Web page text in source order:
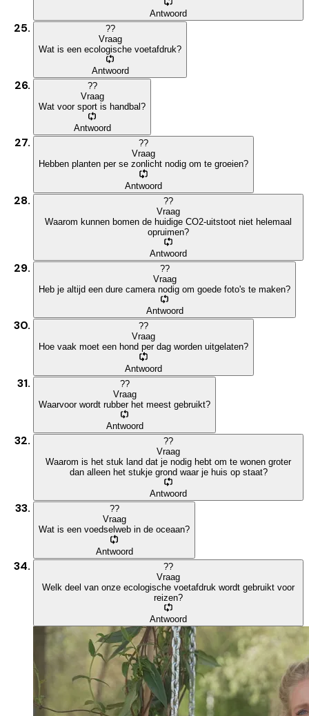
Antwoord
??
Vraag
Wat is een ecologische voetafdruk?
Antwoord
??
Vraag
Wat voor sport is handbal?
Antwoord
??
Vraag
Hebben planten per se zonlicht nodig om te groeien?
Antwoord
??
Vraag
Waarom kunnen bomen de huidige CO2-uitstoot niet helemaal
opruimen?
Antwoord
??
Vraag
Heb je altijd een dure camera nodig om goede foto's te maken?
Antwoord
??
Vraag
Hoe vaak moet een hond per dag worden uitgelaten?
Antwoord
??
Vraag
Waarvoor wordt rubber het meest gebruikt?
Antwoord
??
Vraag
Waarom is het stuk land dat je nodig hebt om te wonen groter
dan alleen het stukje grond waar je huis op staat?
Antwoord
??
Vraag
Wat is een voedselweb in de oceaan?
Antwoord
??
Vraag
Welk deel van onze ecologische voetafdruk wordt gebruikt voor
reizen?
Antwoord